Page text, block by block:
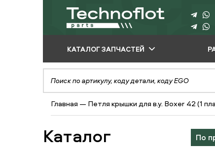
КАТАЛОГ ЗАПЧАСТЕЙ
ПО ПРОИЗВОДИТЕЛЮ
ПО ВИДУ
ОБОРУДОВАНИЯ
ПО ТИПУ ЗАПЧАСТЕЙ
Главная — Петля крышки для в.у. Boxer 42 (1
Каталог По